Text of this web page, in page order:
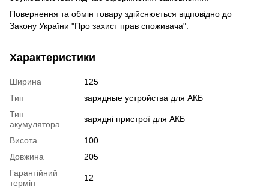
Повернення та обмін товару здійснюється відповідно до
Закону України "Про захист прав споживача".
Характеристики
Ширина
125
Тип
зарядные устройства для АКБ
Тип
акумулятора
зарядні пристрої для АКБ
Висота
100
Довжина
205
Гарантійний
термін
12